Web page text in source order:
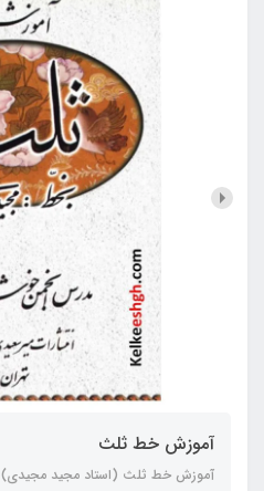
آموزش خط ثلث
آموزش خط ثلث (استاد مجید مجیدی)